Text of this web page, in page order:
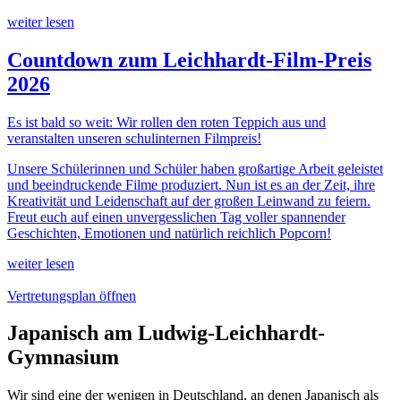
weiter lesen
Countdown zum Leichhardt-Film-Preis
2026
Es ist bald so weit: Wir rollen den roten Teppich aus und
veranstalten unseren schulinternen Filmpreis!
Unsere Schülerinnen und Schüler haben großartige Arbeit geleistet
und beeindruckende Filme produziert. Nun ist es an der Zeit, ihre
Kreativität und Leidenschaft auf der großen Leinwand zu feiern.
Freut euch auf einen unvergesslichen Tag voller spannender
Geschichten, Emotionen und natürlich reichlich Popcorn!
weiter lesen
Vertretungsplan öffnen
Japanisch am Ludwig-Leichhardt-
Gymnasium
Wir sind eine der wenigen in Deutschland, an denen Japanisch als